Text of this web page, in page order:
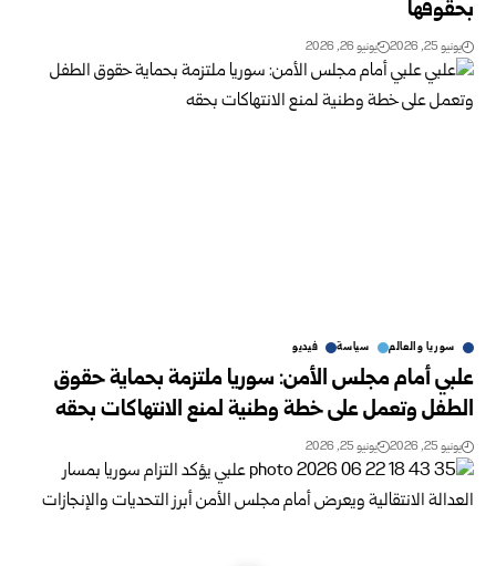
بحقوقها
يونيو 25, 2026 يونيو 26, 2026
سوريا والعالم سياسة فيديو
علبي أمام مجلس الأمن: سوريا ملتزمة بحماية حقوق
الطفل وتعمل على خطة وطنية لمنع الانتهاكات بحقه
يونيو 25, 2026 يونيو 25, 2026